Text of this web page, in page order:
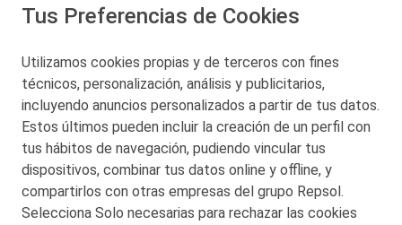
San Martín 5-Edificio Muñatones,
© 2026 Petronor S.A.
CONTACTO
MAPA WEB
Tus Preferencias de Cookies
Utilizamos cookies propias y de terceros con fines
técnicos, personalización, análisis y publicitarios,
incluyendo anuncios personalizados a partir de tus datos.
Estos últimos pueden incluir la creación de un perfil con
tus hábitos de navegación, pudiendo vincular tus
dispositivos, combinar tus datos online y offline, y
compartirlos con otras empresas del grupo Repsol.
Selecciona Solo necesarias para rechazar las cookies